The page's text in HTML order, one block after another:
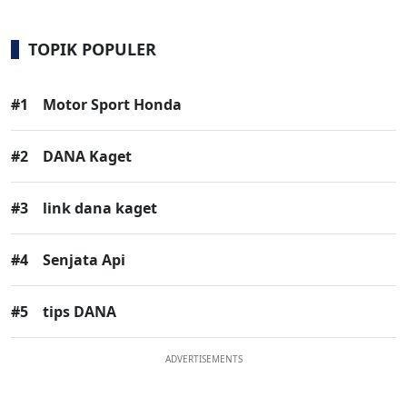
TOPIK POPULER
#1 Motor Sport Honda
#2 DANA Kaget
#3 link dana kaget
#4 Senjata Api
#5 tips DANA
ADVERTISEMENTS